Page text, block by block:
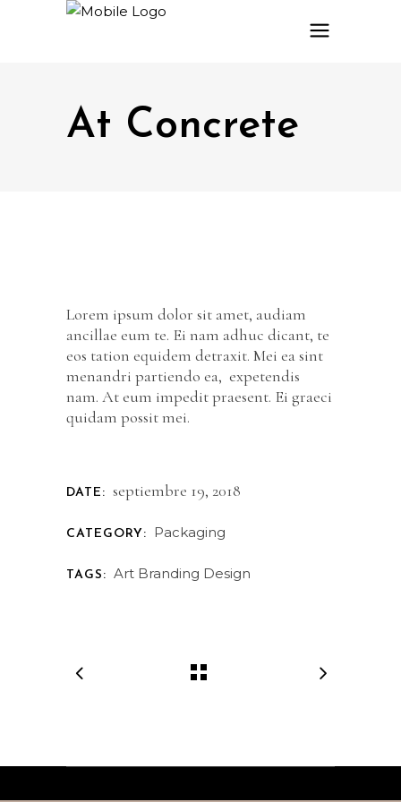
At Concrete
Lorem ipsum dolor sit amet, audiam
ancillae eum te. Ei nam adhuc dicant, te
eos tation equidem detraxit. Mei ea sint
menandri partiendo ea, expetendis
nam. At eum impedit praesent. Ei graeci
quidam possit mei.
DATE: septiembre 19, 2018
CATEGORY: Packaging
TAGS: Art Branding Design